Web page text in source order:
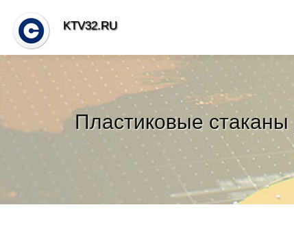
Пластиковые стаканы
KTV32.RU